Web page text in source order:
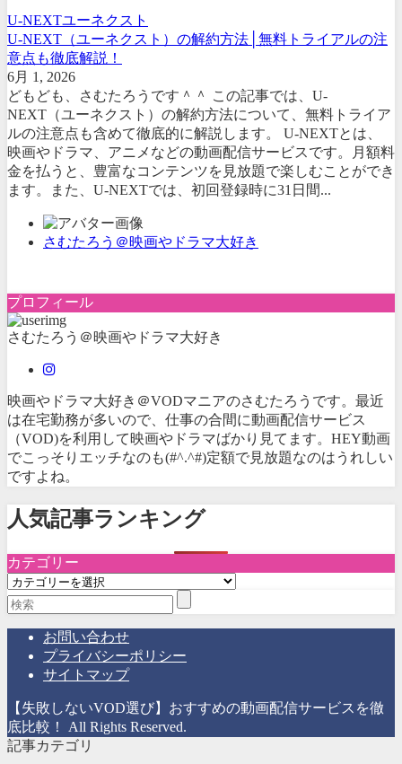
U-NEXTユーネクスト
U-NEXT（ユーネクスト）の解約方法│無料トライアルの注
意点も徹底解説！
6月 1, 2026
どもども、さむたろうです＾＾ この記事では、U-
NEXT（ユーネクスト）の解約方法について、無料トライア
ルの注意点も含めて徹底的に解説します。 U-NEXTとは、
映画やドラマ、アニメなどの動画配信サービスです。月額料
金を払うと、豊富なコンテンツを見放題で楽しむことができ
ます。また、U-NEXTでは、初回登録時に31日間...
さむたろう＠映画やドラマ大好き
プロフィール
さむたろう＠映画やドラマ大好き
映画やドラマ大好き＠VODマニアのさむたろうです。最近
は在宅勤務が多いので、仕事の合間に動画配信サービス
（VOD)を利用して映画やドラマばかり見てます。HEY動画
でこっそりエッチなのも(#^.^#)定額で見放題なのはうれしい
ですよね。
人気記事ランキング
カテゴリー
カ
テ
ゴ
お問い合わせ
プライバシーポリシー
サイトマップ
【失敗しないVOD選び】おすすめの動画配信サービスを徹
底比較！ All Rights Reserved.
記事カテゴリ